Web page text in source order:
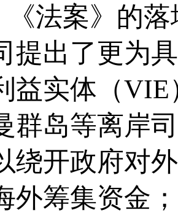
《法案》的
提出了更为
益实体（
群岛等离岸
绕开政府对
外筹集资金